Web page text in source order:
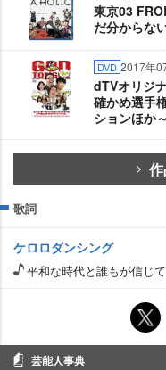
東京03
だ分からな
DVD 2017年
dTVオリジ
確かめ選手
ションほか～
歌詞
ケロロダンシング
平和な時代と誰もが信じて
芸能人事典